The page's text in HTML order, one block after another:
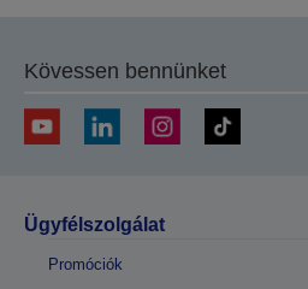
Kövessen bennünket
Ügyfélszolgálat
Promóciók